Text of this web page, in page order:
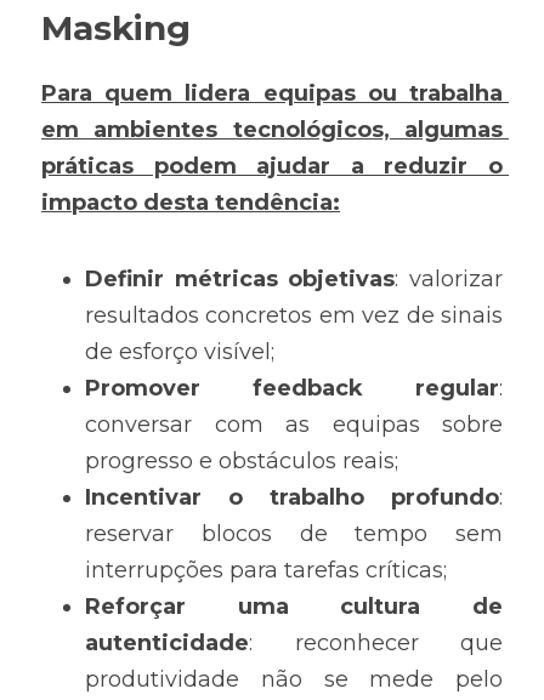
Masking
Para quem lidera equipas ou trabalha
em ambientes tecnológicos, algumas
práticas podem ajudar a reduzir o
impacto desta tendência:
Definir métricas objetivas: valorizar
resultados concretos em vez de sinais
de esforço visível;
Promover feedback regular:
conversar com as equipas sobre
progresso e obstáculos reais;
Incentivar o trabalho profundo:
reservar blocos de tempo sem
interrupções para tarefas críticas;
Reforçar uma cultura de
autenticidade: reconhecer que
produtividade não se mede pelo